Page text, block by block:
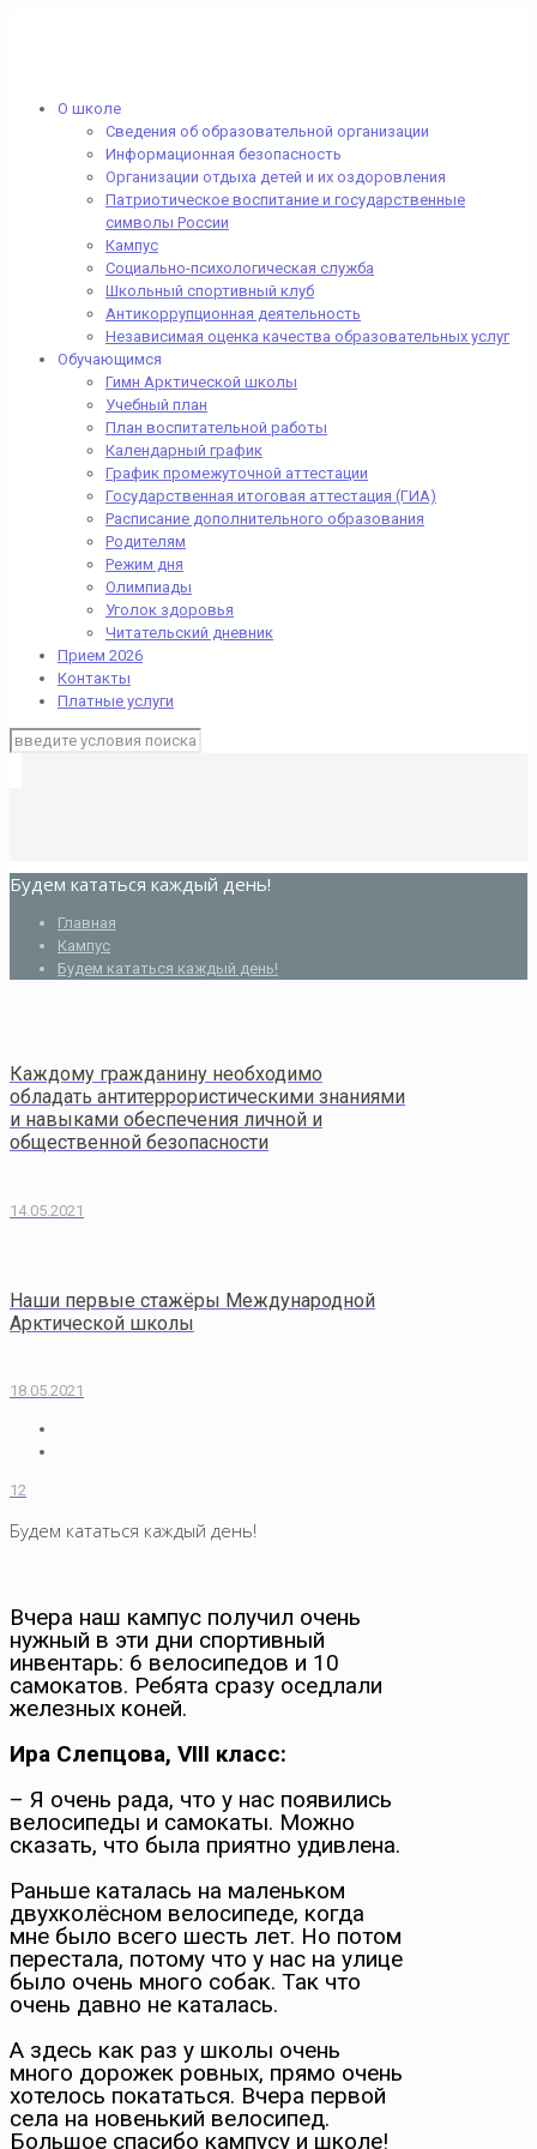
О школе
Сведения об образовательной организации
Информационная безопасность
Организации отдыха детей и их оздоровления
Патриотическое воспитание и государственные
символы России
Кампус
Социально-психологическая служба
Школьный спортивный клуб
Антикоррупционная деятельность
Независимая оценка качества образовательных услуг
Обучающимся
Гимн Арктической школы
Учебный план
План воспитательной работы
Календарный график
График промежуточной аттестации
Государственная итоговая аттестация (ГИА)
Расписание дополнительного образования
Родителям
Режим дня
Олимпиады
Уголок здоровья
Читательский дневник
Прием 2026
Контакты
Платные услуги
Будем кататься каждый день!
Главная
Кампус
Будем кататься каждый день!
Каждому гражданину необходимо
обладать антитеррористическими знаниями
и навыками обеспечения личной и
общественной безопасности
14.05.2021
Наши первые стажёры Международной
Арктической школы
18.05.2021
12
Будем кататься каждый день!
Вчера наш кампус получил очень
нужный в эти дни спортивный
инвентарь: 6 велосипедов и 10
самокатов. Ребята сразу оседлали
железных коней.
Ира Слепцова, VIII класс:
– Я очень рада, что у нас появились
велосипеды и самокаты. Можно
сказать, что была приятно удивлена.
Раньше каталась на маленьком
двухколёсном велосипеде, когда
мне было всего шесть лет. Но потом
перестала, потому что у нас на улице
было очень много собак. Так что
очень давно не каталась.
А здесь как раз у школы очень
много дорожек ровных, прямо очень
хотелось покататься. Вчера первой
села на новенький велосипед.
Большое спасибо кампусу и школе!